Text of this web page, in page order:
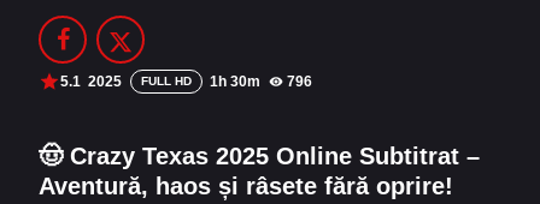
Filme Online 2014
Filme Online 2012 Filme Online 2011
DMCA
5.1 2025 FULL HD 1h 30m 796
🤠 Crazy Texas 2025 Online Subtitrat –
Aventură, haos și râsete fără oprire!